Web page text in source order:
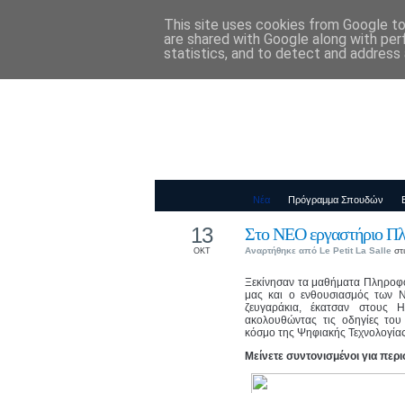
Παιδικός
Νέα Πρόγραμμα Σπουδών
Στο ΝΕΟ εργαστήριο
Αναρτήθηκε από Le Petit La Salle
13
ΟΚΤ
Ξεκίνησαν τα μαθήματα
μας και ο ενθουσιασμός των
ζευγαράκια, έκατσαν
ακολουθώντας τις οδηγίες
κόσμο της Ψηφιακής
Μείνετε συντονισμένοι για
This site uses cookies from Google
are shared with Google along with
statistics, and to detect and address